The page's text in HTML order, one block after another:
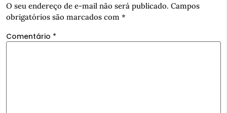
O seu endereço de e-mail não será publicado. Campos
obrigatórios são marcados com *
Comentário *